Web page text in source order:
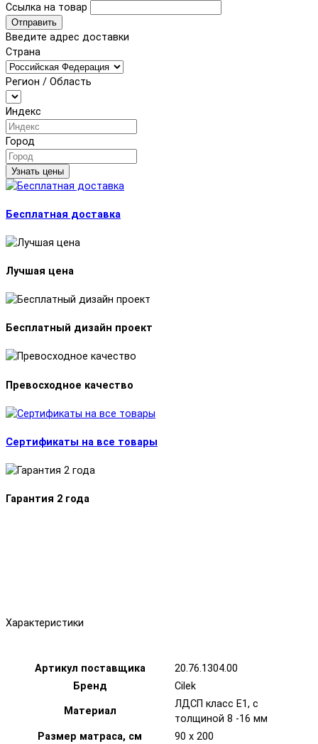
Ссылка на товар
Отправить
Введите адрес доставки
Страна
Регион / Область
Индекс
Город
Узнать цены
Бесплатная доставка
Лучшая цена
Бесплатный дизайн проект
Превосходное качество
Сертификаты на все товары
Гарантия 2 года
Характеристики
Артикул поставщика
20.76.1304.00
Бренд
Cilek
Материал
ЛДСП класс Е1, с
толщиной 8 -16 мм
Размер матраса, см
90 х 200